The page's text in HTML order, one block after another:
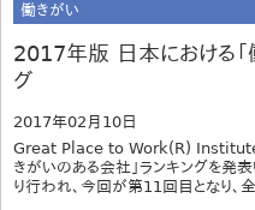
働きがい
2017年版 日本における「
グ
2017年02月10日
Great Place to Work(R) Institute
きがいのある会社」ランキングを発
り行われ、今回が第11回目となり、